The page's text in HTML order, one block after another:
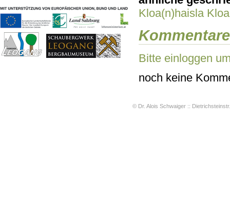
Kloa(n)haisla
Kommentare
Bitte einloggen
noch keine
© Dr. Alois Schwaiger ::